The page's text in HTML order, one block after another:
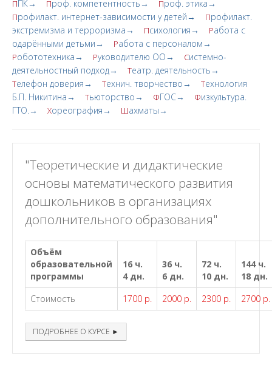
ППК→ Проф. компетентность→ Проф. этика→
Профилакт. интернет-зависимости у детей→ Профилакт.
экстремизма и терроризма→
Психология→ Работа с
одарёнными детьми→
Работа с персоналом→
Робототехника→ Руководителю ОО→ Системно-
деятельностный подход→
Театр. деятельность→
Телефон доверия→ Технич. творчество→ Технология
Б.П. Никитина→
Тьюторство→ ФГОС→ Физкультура.
ГТО.→
Хореография→ Шахматы→
"Теоретические и дидактические
основы математического развития
дошкольников в организациях
дополнительного образования"
Объём
образовательной
программы
16 ч.
4 дн.
36 ч.
6 дн.
72 ч.
10 дн.
144 ч.
18 дн.
Стоимость
1700 р. 2000 р. 2300 р. 2700 р.
ПОДРОБНЕЕ О КУРСЕ ►